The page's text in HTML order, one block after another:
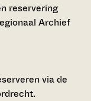
reservering
Archief
via de